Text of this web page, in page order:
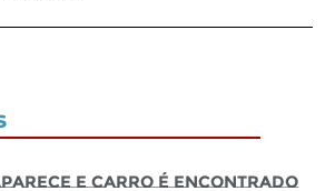
e carro é encontrado